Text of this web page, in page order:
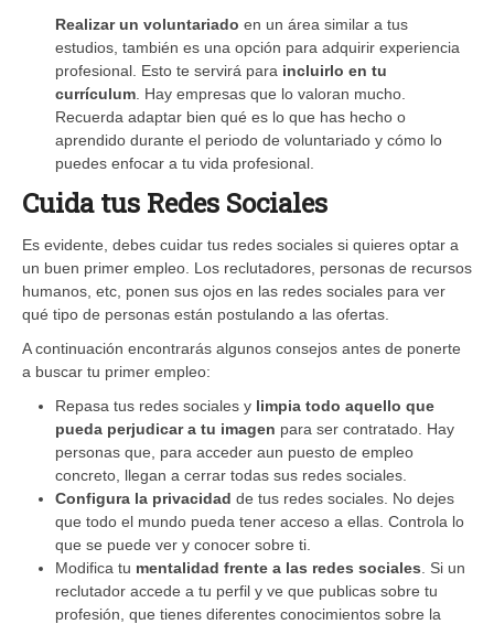
Realizar un voluntariado en un área similar a tus
estudios, también es una opción para adquirir experiencia
profesional. Esto te servirá para incluirlo en tu
currículum . Hay empresas que lo valoran mucho.
Recuerda adaptar bien qué es lo que has hecho o
aprendido durante el periodo de voluntariado y cómo lo
puedes enfocar a tu vida profesional.
Cuida tus Redes Sociales
Es evidente, debes cuidar tus redes sociales si quieres optar a
un buen primer empleo. Los reclutadores, personas de recursos
humanos, etc, ponen sus ojos en las redes sociales para ver
qué tipo de personas están postulando a las ofertas.
A continuación encontrarás algunos consejos antes de ponerte
a buscar tu primer empleo:
Repasa tus redes sociales y limpia todo aquello que
pueda perjudicar a tu imagen para ser contratado. Hay
personas que, para acceder aun puesto de empleo
concreto, llegan a cerrar todas sus redes sociales.
Configura la privacidad de tus redes sociales. No dejes
que todo el mundo pueda tener acceso a ellas. Controla lo
que se puede ver y conocer sobre ti.
Modifica tu mentalidad frente a las redes sociales . Si un
reclutador accede a tu perfil y ve que publicas sobre tu
profesión, que tienes diferentes conocimientos sobre la